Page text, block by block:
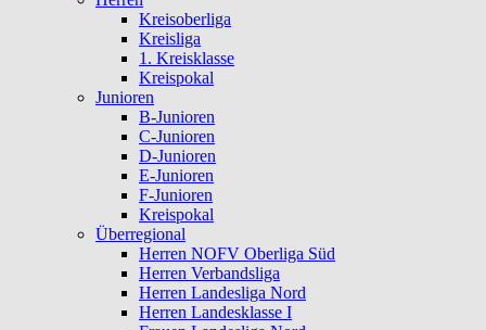
Kreisoberliga
Kreisliga
1. Kreisklasse
Kreispokal
Junioren
B-Junioren
C-Junioren
D-Junioren
E-Junioren
F-Junioren
Kreispokal
Überregional
Herren NOFV Oberliga Süd
Herren Verbandsliga
Herren Landesliga Nord
Herren Landesklasse I